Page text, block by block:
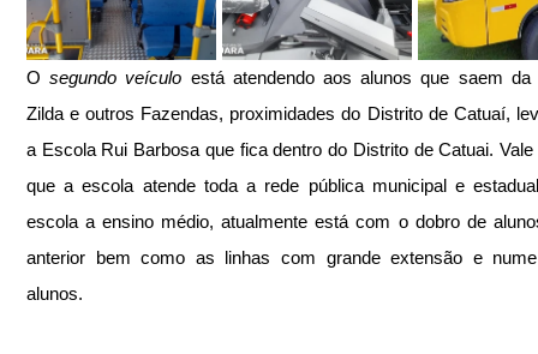
O segundo veículo está atendendo aos alunos que saem da
Zilda e outros Fazendas, proximidades do Distrito de Catuaí,
a Escola Rui Barbosa que fica dentro do Distrito de Catuai.
que a escola atende toda a rede pública municipal e
escola a ensino médio, atualmente está com o dobro de
anterior bem como as linhas com grande extensão e
alunos.